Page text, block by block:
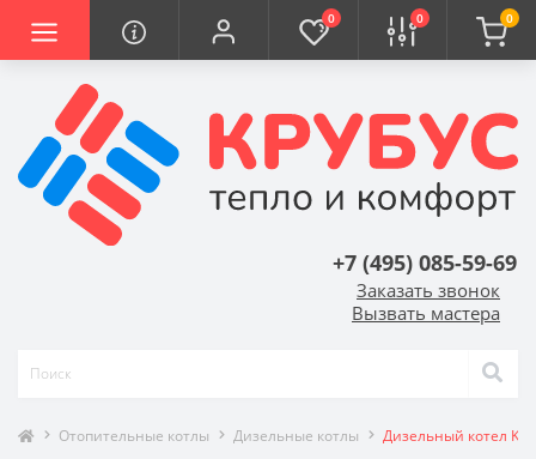
0 0 0
+7 (495) 085-59-69
Заказать звонок
Вызвать мастера
Отопительные котлы Дизельные котлы Дизельный котел